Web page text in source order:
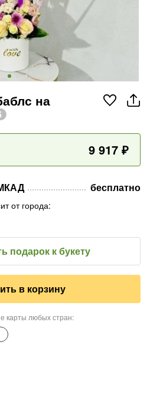
на
9 917 ₽
бесплатно
от города:
подарок к букету
в корзину
карты любых стран: